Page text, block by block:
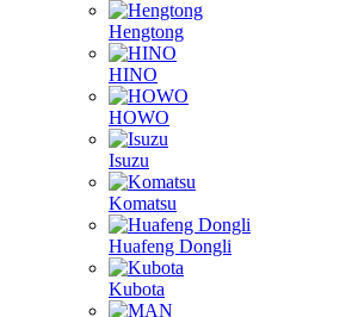
Hengtong
HINO
HOWO
Isuzu
Komatsu
Huafeng Dongli
Kubota